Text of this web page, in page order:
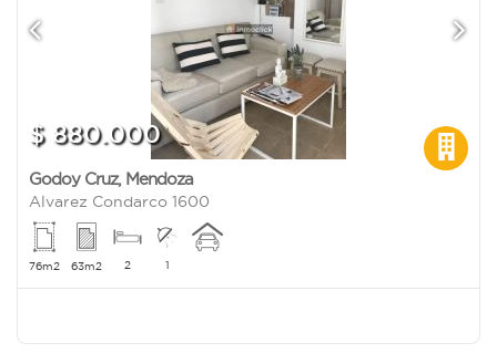
$ 880.000
Godoy Cruz, Mendoza
Alvarez Condarco 1600
76m2 63m2 2 1